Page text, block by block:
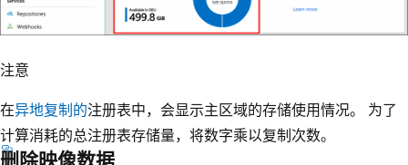
注意
在异地复制的注册表中，会显示主区域的存储使用情况。 为了
计算消耗的总注册表存储量，将数字乘以复制次数。
删除映像数据